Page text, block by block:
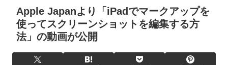
Apple Japanより「iPadでマークアップを
使ってスクリーンショットを編集する方
法」の動画が公開